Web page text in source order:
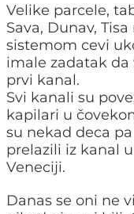
Velike parcele,
Sava, Dunav,
sistemom cevi
imale zadatak da
prvi kanal.
Svi kanali su
kapilari u
su nekad deca
prelazili iz kanal
Veneciji.
Danas se oni ne